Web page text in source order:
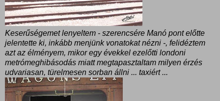
Keserűségemet lenyeltem - szerencsére Manó pont előtte
jelentette ki, inkább menjünk vonatokat nézni -, felidéztem
azt az élményem, mikor egy évekkel ezelőtti londoni
metrómeghibásodás miatt megtapasztaltam milyen érzés
udvariasan, türelmesen sorban állni ... taxiért ...